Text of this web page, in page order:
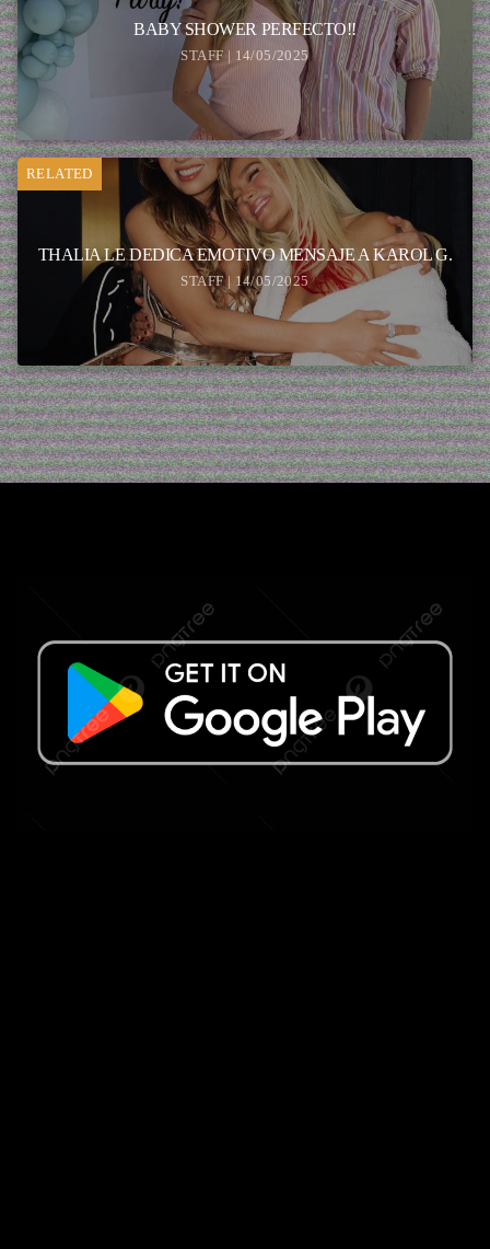
BABY SHOWER PERFECTO!!
STAFF | 14/05/2025
RELATED
THALIA LE DEDICA EMOTIVO MENSAJE A KAROL G.
STAFF | 14/05/2025